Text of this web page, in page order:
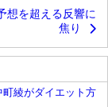
想を超える反響に
焦り
綾がダイエット方